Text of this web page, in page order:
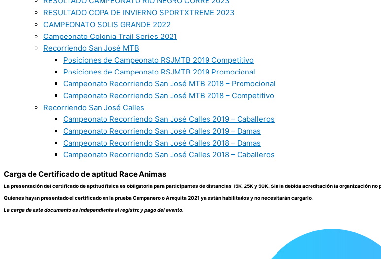
RESULTADO COPA DE INVIERNO SPORTXTREME 2023
CAMPEONATO SOLIS GRANDE 2022
Campeonato Colonia Trail Series 2021
Recorriendo San José MTB
Posiciones de Campeonato RSJMTB 2019 Competitivo
Posiciones de Campeonato RSJMTB 2019 Promocional
Campeonato Recorriendo San José MTB 2018 – Promocional
Campeonato Recorriendo San José MTB 2018 – Competitivo
Recorriendo San José Calles
Campeonato Recorriendo San José Calles 2019 – Caballeros
Campeonato Recorriendo San José Calles 2019 – Damas
Campeonato Recorriendo San José Calles 2018 – Damas
Campeonato Recorriendo San José Calles 2018 – Caballeros
Carga de Certificado de aptitud Race Animas
La presentación del certificado de aptitud física es obligatoria para participantes de distancias 15K, 25K y 50K. Sin la debida acreditación la organización no
Quienes hayan presentado el certificado en la prueba Campanero o Arequita 2021 ya están habilitados y no necesitarán cargarlo.
La carga de este documento es independiente al registro y pago del evento.